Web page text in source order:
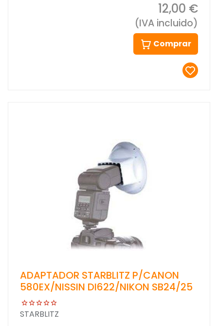
12,00 €
(IVA incluido)
Comprar
ADAPTADOR STARBLITZ P/CANON
580EX/NISSIN DI622/NIKON SB24/25
STARBLITZ